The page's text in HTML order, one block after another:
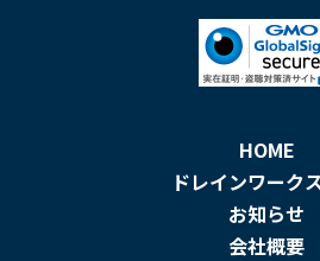
HOME
ドレインワーク
お知らせ
会社概要